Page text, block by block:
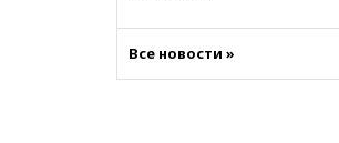
конкуренты
Все новости »